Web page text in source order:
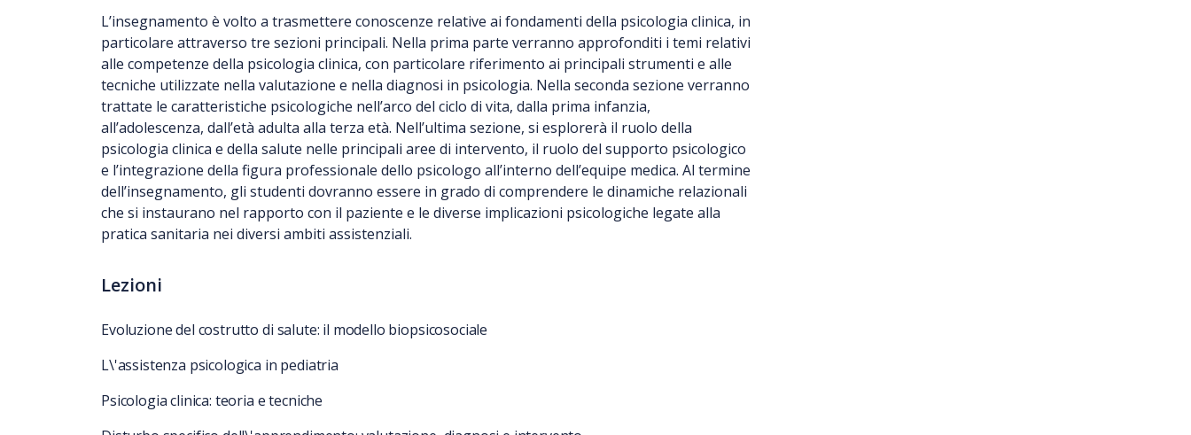
L’insegnamento è volto a trasmettere conoscenze relative ai fondamenti della psicologia clinica, in
particolare attraverso tre sezioni principali. Nella prima parte verranno approfonditi i temi relativi
alle competenze della psicologia clinica, con particolare riferimento ai principali strumenti e alle
tecniche utilizzate nella valutazione e nella diagnosi in psicologia. Nella seconda sezione verranno
trattate le caratteristiche psicologiche nell’arco del ciclo di vita, dalla prima infanzia,
all’adolescenza, dall’età adulta alla terza età. Nell’ultima sezione, si esplorerà il ruolo della
psicologia clinica e della salute nelle principali aree di intervento, il ruolo del supporto psicologico
e l’integrazione della figura professionale dello psicologo all’interno dell’equipe medica. Al termine
dell’insegnamento, gli studenti dovranno essere in grado di comprendere le dinamiche relazionali
che si instaurano nel rapporto con il paziente e le diverse implicazioni psicologiche legate alla
pratica sanitaria nei diversi ambiti assistenziali.
Lezioni
Evoluzione del costrutto di salute: il modello biopsicosociale
L\'assistenza psicologica in pediatria
Psicologia clinica: teoria e tecniche